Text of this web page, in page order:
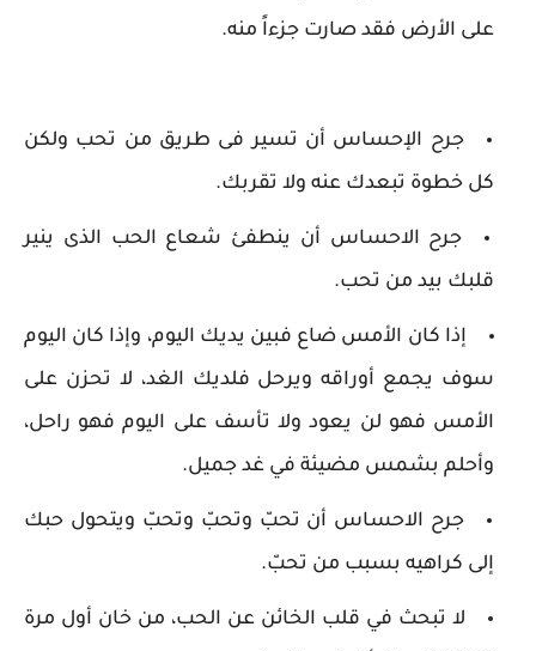
على الأرض فقد صارت جزءاً منه.
جرح الإحساس أن تسير فى طريق من تحب ولكن
كل خطوة تبعدك عنه ولا تقربك.
جرح الاحساس أن ينطفئ شعاع الحب الذى ينير
قلبك بيد من تحب.
إذا كان الأمس ضاع فبين يديك اليوم، وإذا كان اليوم
سوف يجمع أوراقه ويرحل فلديك الغد، لا تحزن على
الأمس فهو لن يعود ولا تأسف على اليوم فهو راحل،
وأحلم بشمس مضيئة في غد جميل.
جرح الاحساس أن تحبّ وتحبّ وتحبّ ويتحول حبك
إلى كراهيه بسبب من تحبّ.
لا تبحث في قلب الخائن عن الحب، من خان أول مرة